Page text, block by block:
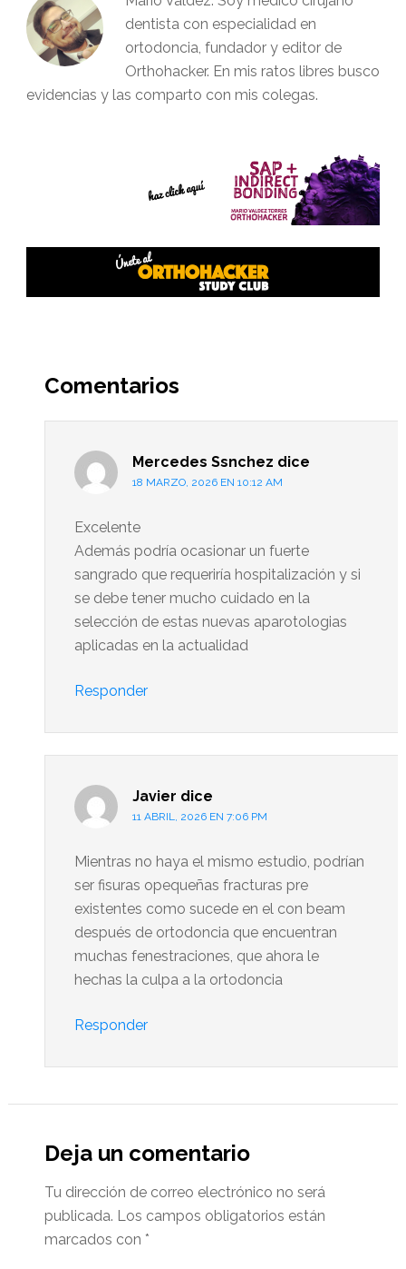
dentista con especialidad en
ortodoncia, fundador y editor de
Orthohacker. En mis ratos libres busco
evidencias y las comparto con mis colegas.
del
lector
Comentarios
Mercedes Ssnchez dice
18 MARZO, 2026 EN 10:12 AM
Excelente
Además podría ocasionar un fuerte
sangrado que requeriría hospitalización y si
se debe tener mucho cuidado en la
selección de estas nuevas aparotologias
aplicadas en la actualidad
Responder
Javier dice
11 ABRIL, 2026 EN 7:06 PM
Mientras no haya el mismo estudio, podrían
ser fisuras opequeñas fracturas pre
existentes como sucede en el con beam
después de ortodoncia que encuentran
muchas fenestraciones, que ahora le
hechas la culpa a la ortodoncia
Responder
Deja un comentario
Tu dirección de correo electrónico no será
publicada. Los campos obligatorios están
marcados con *